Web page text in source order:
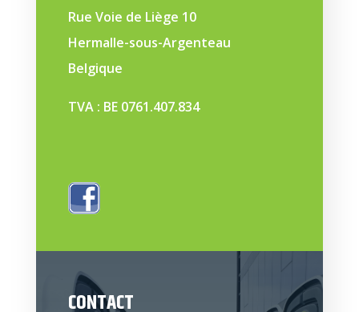
Rue Voie de Liège 10
Hermalle-sous-Argenteau
Belgique
TVA : BE 0761.407.834
CONTACT